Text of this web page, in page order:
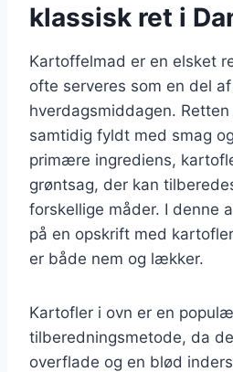
klassisk ret i
Kartoffelmad er en elsket
ofte serveres som en del af
hverdagsmiddagen.
samtidig fyldt med smag
primære ingrediens,
grøntsag, der kan
forskellige måder. I denne
på en opskrift med
er både nem og lækker.
Kartofler i ovn er en
tilberedningsmetode, da
overflade og en blød